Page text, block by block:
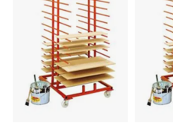
fackdjup
kapacitet
fackdjup